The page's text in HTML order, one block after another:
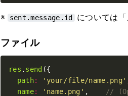
※ sent.message.id については
ファイル
res . send
path: 'your/file/name.png'
name: 'name.png' ,